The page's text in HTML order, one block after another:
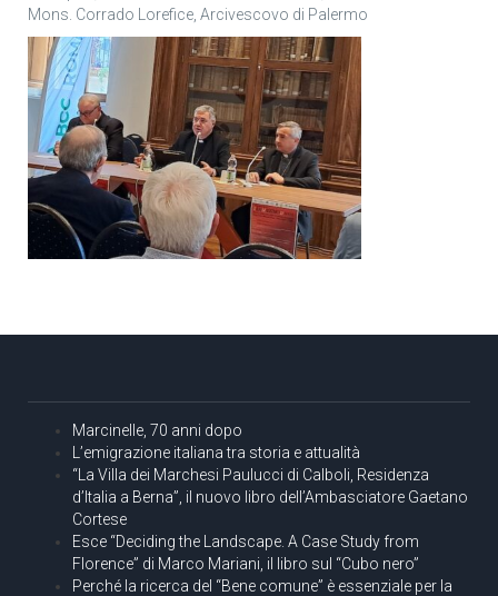
Mons. Corrado Lorefice, Arcivescovo di Palermo
Marcinelle, 70 anni dopo
L’emigrazione italiana tra storia e attualità
“La Villa dei Marchesi Paulucci di Calboli, Residenza
d’Italia a Berna”, il nuovo libro dell’Ambasciatore Gaetano
Cortese
Esce “Deciding the Landscape. A Case Study from
Florence” di Marco Mariani, il libro sul “Cubo nero”
Perché la ricerca del “Bene comune” è essenziale per la